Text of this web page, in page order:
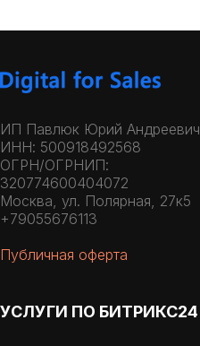
ИП Павлюк Юрий Андреевич
ИНН: 500918492568
ОГРН/ОГРНИП:
320774600404072
Москва, ул. Полярная, 27к5
+79055676113
Публичная оферта
УСЛУГИ ПО БИТРИКС24